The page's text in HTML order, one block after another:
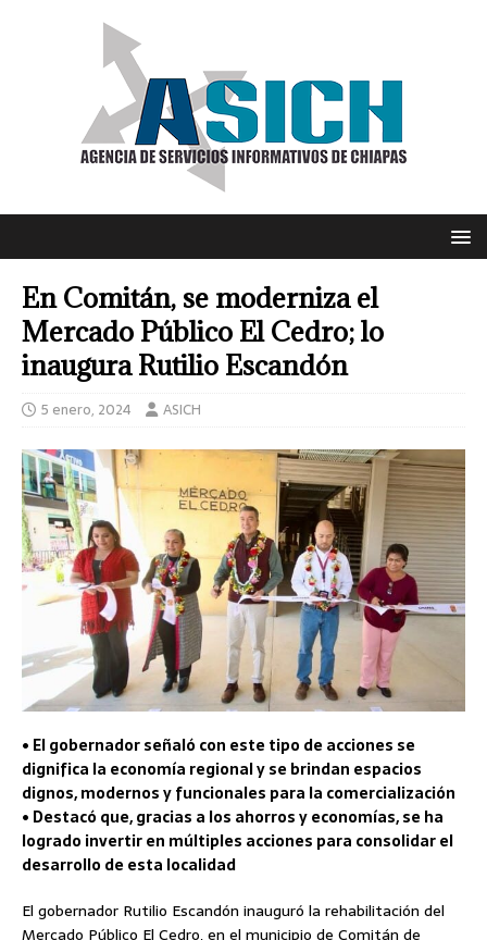
En Comitán, se moderniza el
Mercado Público El Cedro; lo
inaugura Rutilio Escandón
5 enero, 2024 ASICH
• El gobernador señaló con este tipo de acciones se
dignifica la economía regional y se brindan espacios
dignos, modernos y funcionales para la comercialización
• Destacó que, gracias a los ahorros y economías, se ha
logrado invertir en múltiples acciones para consolidar el
desarrollo de esta localidad
El gobernador Rutilio Escandón inauguró la rehabilitación del
Mercado Público El Cedro, en el municipio de Comitán de